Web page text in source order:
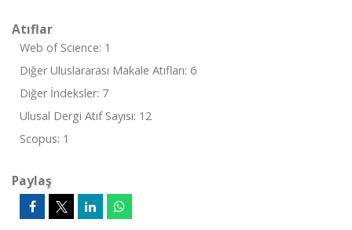
Atıflar
Web of Science: 1
Diğer Uluslararası Makale Atıfları: 6
Diğer İndeksler: 7
Ulusal Dergi Atıf Sayısı: 12
Scopus: 1
Paylaş